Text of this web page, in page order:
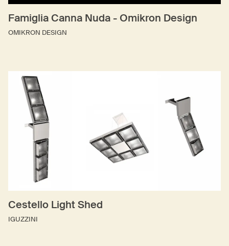
Famiglia Canna Nuda - Omikron Design
OMIKRON DESIGN
Cestello Light Shed
IGUZZINI